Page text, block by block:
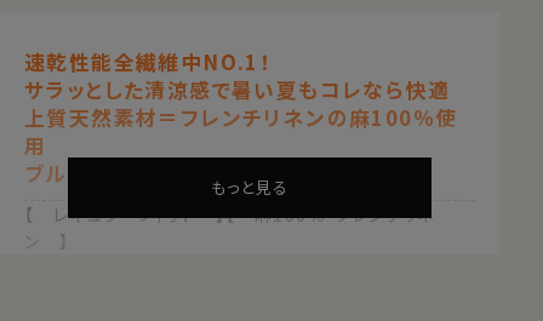
速乾性能全繊維中NO.1！
サラッとした清涼感で暑い夏もコレなら快適
上質天然素材＝フレンチリネンの麻100％使
用
ブルー 青
【 レギュラーフィット 】【 麻100％・フレンチリネ
ン 】
もっと見る